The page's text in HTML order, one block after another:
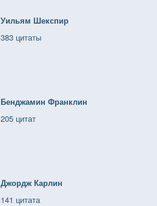
Уильям Шекспир
383 цитаты
Бенджамин Франклин
205 цитат
Джордж Карлин
141 цитата